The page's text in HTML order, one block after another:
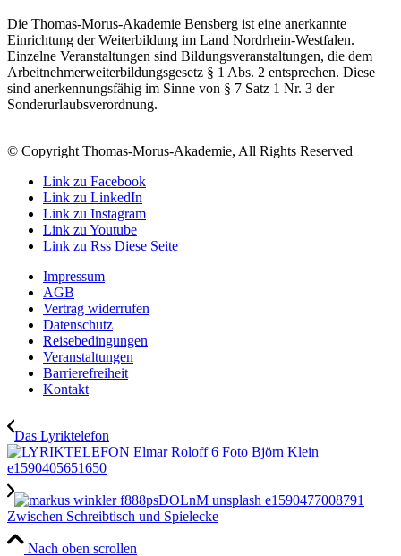
Die Thomas-Morus-Akademie Bensberg ist eine anerkannte
Einrichtung der Weiterbildung im Land Nordrhein-Westfalen.
Einzelne Veranstaltungen sind Bildungsveranstaltungen, die dem
Arbeitnehmerweiterbildungsgesetz § 1 Abs. 2 entsprechen. Diese
sind anerkennungsfähig im Sinne von § 7 Satz 1 Nr. 3 der
Sonderurlaubsverordnung.
© Copyright Thomas-Morus-Akademie, All Rights Reserved
Link zu Facebook
Link zu LinkedIn
Link zu Instagram
Link zu Youtube
Link zu Rss Diese Seite
Impressum
AGB
Vertrag widerrufen
Datenschutz
Reisebedingungen
Veranstaltungen
Barrierefreiheit
Kontakt
Das Lyriktelefon
Zwischen Schreibtisch und Spielecke
Nach oben scrollen